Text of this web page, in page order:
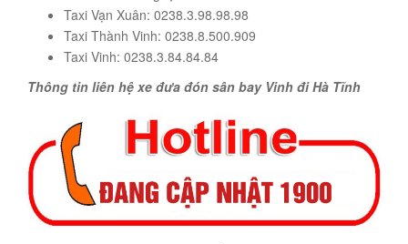
Taxi Vạn Xuân: 0238.3.98.98.98
Taxi Thành Vinh: 0238.8.500.909
Taxi Vinh: 0238.3.84.84.84
Thông tin liên hệ xe đưa đón sân bay Vinh đi Hà Tĩnh